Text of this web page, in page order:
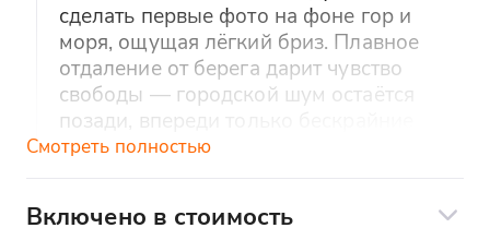
сделать первые фото на фоне гор и
моря, ощущая лёгкий бриз. Плавное
отдаление от берега дарит чувство
свободы — городской шум остаётся
позади, впереди только бескрайние
просторы.
от берега)
Смотреть полностью
Включено в стоимость